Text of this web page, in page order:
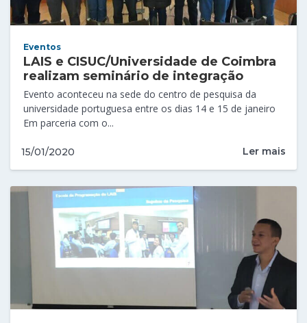
Eventos
LAIS e CISUC/Universidade de Coimbra
realizam seminário de integração
Evento aconteceu na sede do centro de pesquisa da
universidade portuguesa entre os dias 14 e 15 de janeiro
Em parceria com o...
15/01/2020 Ler mais